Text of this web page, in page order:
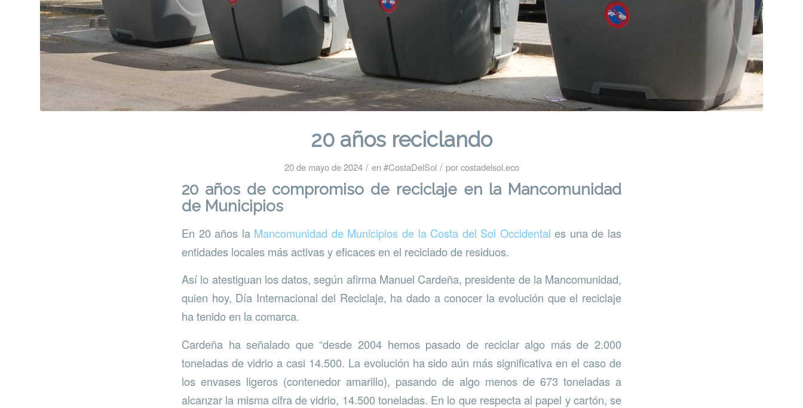
20 años reciclando
20 de mayo de 2024 / en#CostaDelSol / porcostadelsol.eco
20 años de compromiso de reciclaje en la Mancomunidad
de Municipios
En 20 años la Mancomunidad de Municipios de la Costa del Sol Occidental es una de las
entidades locales más activas y eficaces en el reciclado de residuos.
Así lo atestiguan los datos, según afirma Manuel Cardeña, presidente de la Mancomunidad,
quien hoy, Día Internacional del Reciclaje, ha dado a conocer la evolución que el reciclaje
ha tenido en la comarca.
Cardeña ha señalado que “desde 2004 hemos pasado de reciclar algo más de 2.000
toneladas de vidrio a casi 14.500. La evolución ha sido aún más significativa en el caso de
los envases ligeros (contenedor amarillo), pasando de algo menos de 673 toneladas a
alcanzar la misma cifra de vidrio, 14.500 toneladas. En lo que respecta al papel y cartón, se